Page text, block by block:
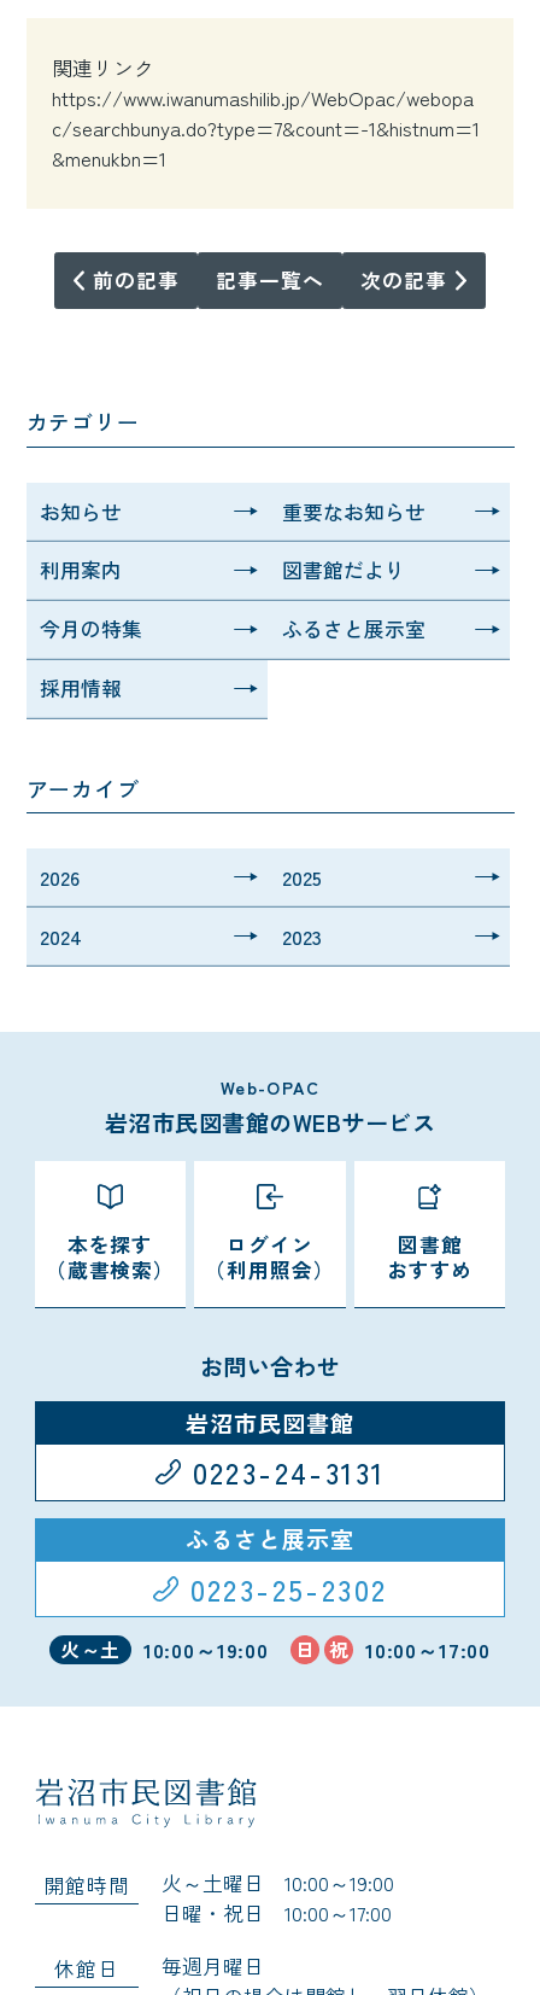
関連リンク
https://www.iwanumashilib.jp/WebOpac/webopa
c/searchbunya.do?type=7&count=-1&histnum=1
&menukbn=1
前の記事 記事一覧へ 次の記事
カテゴリー
お知らせ 重要なお知らせ
利用案内 図書館だより
今月の特集 ふるさと展示室
採用情報
アーカイブ
2026 2025
2024 2023
Web-OPAC
岩沼市民図書館のWEBサービス
本を探す
（蔵書検索）
ログイン
（利用照会）
図書館
おすすめ
お問い合わせ
岩沼市民図書館
0223-24-3131
ふるさと展示室
0223-25-2302
火～土 10:00～19:00 日 祝 10:00～17:00
開館時間
火～土曜日 10:00～19:00
日曜・祝日 10:00～17:00
休館日
毎週月曜日